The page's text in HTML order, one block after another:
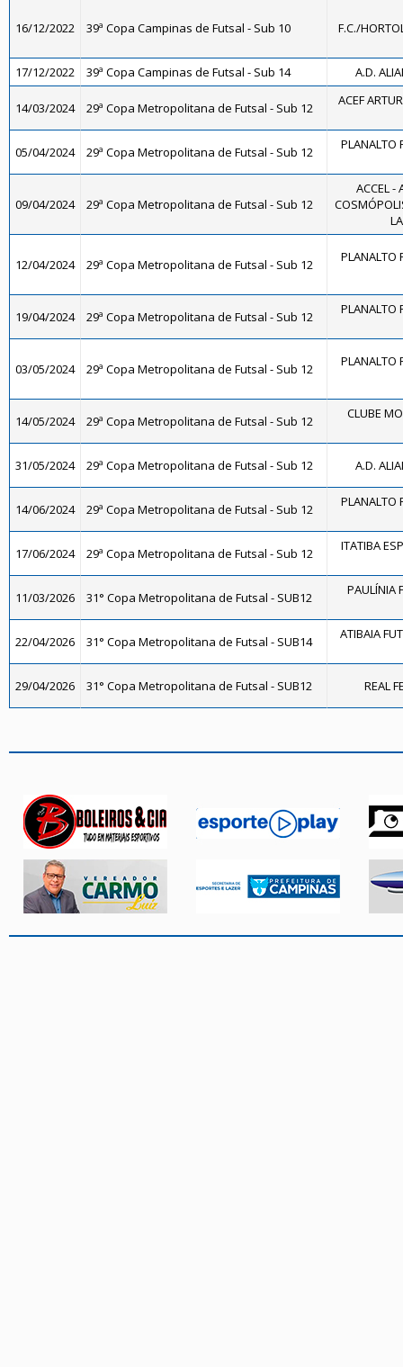
16/12/2022 39ª Copa Campinas de Futsal - Sub 10 F.C./
17/12/2022 39ª Copa Campinas de Futsal - Sub 14 A.D.
14/03/2024 29ª Copa Metropolitana de Futsal - Sub 12 ACEF
05/04/2024 29ª Copa Metropolitana de Futsal - Sub 12 PLANALTO
09/04/2024 29ª Copa Metropolitana de Futsal - Sub 12
ACCEL -
12/04/2024 29ª Copa Metropolitana de Futsal - Sub 12 PLANALTO
19/04/2024 29ª Copa Metropolitana de Futsal - Sub 12 PLANALTO
03/05/2024 29ª Copa Metropolitana de Futsal - Sub 12 PLANALTO
14/05/2024 29ª Copa Metropolitana de Futsal - Sub 12 CLUBE
31/05/2024 29ª Copa Metropolitana de Futsal - Sub 12 A.D.
14/06/2024 29ª Copa Metropolitana de Futsal - Sub 12 PLANALTO
17/06/2024 29ª Copa Metropolitana de Futsal - Sub 12 ITATIBA
11/03/2026 31° Copa Metropolitana de Futsal - SUB12 PAULÍNIA
22/04/2026 31° Copa Metropolitana de Futsal - SUB14 ATIBAIA
29/04/2026 31° Copa Metropolitana de Futsal - SUB12 REAL